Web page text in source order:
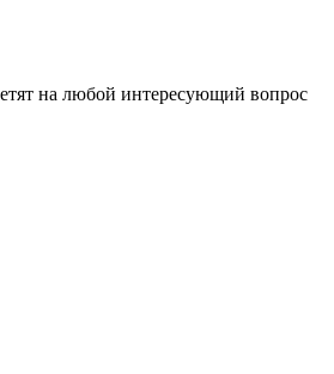
на любой интересующий вопрос